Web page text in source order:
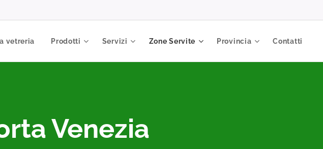
vetreria Prodotti Servizi Zone Servite Provincia Contatti
Venezia